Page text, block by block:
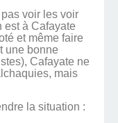
pas voir les voir
est à Cafayate
et même faire
une bonne
Cafayate ne
mais
la situation :